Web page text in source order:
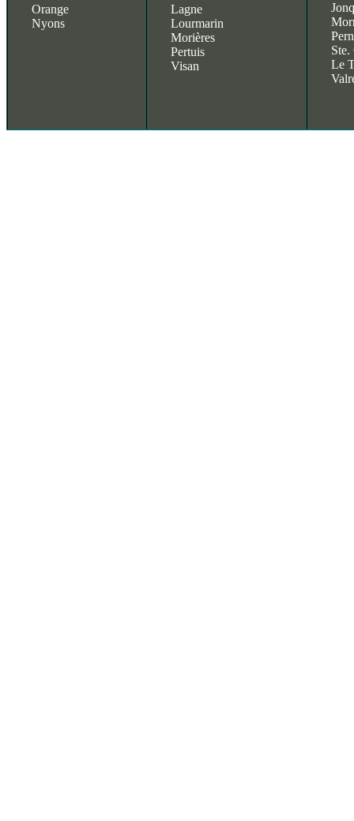
Orange
Nyons
Lagne
Lourmarin
Morières
Pertuis
Visan
Ste.
Le